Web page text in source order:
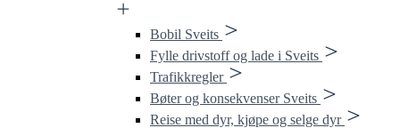
Bobil Sveits
Fylle drivstoff og lade i Sveits
Trafikkregler
Bøter og konsekvenser Sveits
Reise med dyr, kjøpe og selge dyr